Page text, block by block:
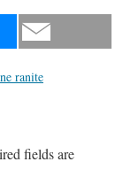
ranite
fields are